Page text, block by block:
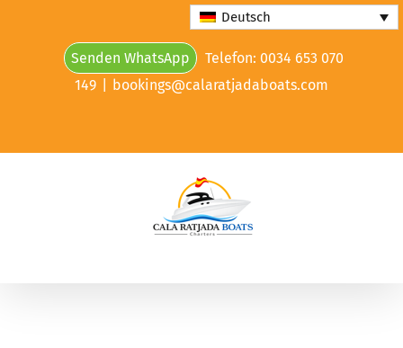
Senden WhatsApp
Telefon: 0034 653 070
149
bookings@calaratjadaboats.com
Deutsch